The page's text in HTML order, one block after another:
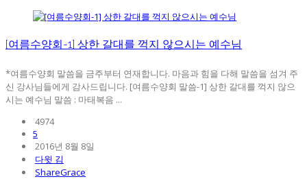
[여름수양회-1] 상한 갈대를 꺽지 않으시는 예수님
*여름수양회 말씀을 금주부터 연재합니다. 마음과 힘을 다해 말씀을 섬겨 주
신 강사님들에게 감사드립니다. [여름수양회 말씀-1] 상한 갈대를 꺽지 않으
시는 예수님 말씀 : 마태복음 ...
4974
5
2016년 8월 8일
다윗 김
ShareGrace